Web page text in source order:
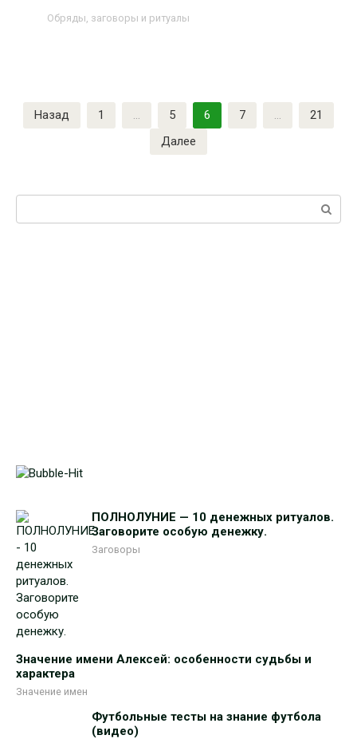
Обряды, заговоры и ритуалы
Назад 1 … 5 6 7 …
21
Далее
ПОЛНОЛУНИЕ — 10 денежных ритуалов.
Заговорите особую денежку.
Заговоры
Значение имени Алексей: особенности судьбы и
характера
Значение имен
Футбольные тесты на знание футбола
(видео)